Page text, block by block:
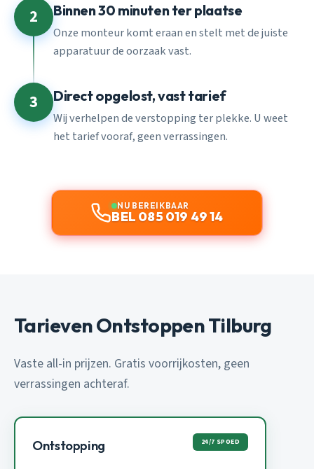
2 Binnen 30 minuten ter plaatse
Onze monteur komt eraan en stelt met de juiste
apparatuur de oorzaak vast.
3 Direct opgelost, vast tarief
Wij verhelpen de verstopping ter plekke. U weet
het tarief vooraf, geen verrassingen.
NU BEREIKBAAR
BEL 085 019 49 14
Tarieven Ontstoppen Tilburg
Vaste all-in prijzen. Gratis voorrijkosten, geen
verrassingen achteraf.
Ontstopping 24/7 SPOED